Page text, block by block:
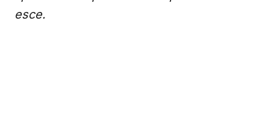
esce.